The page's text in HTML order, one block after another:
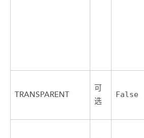
TRANSPARENT
可
选
False